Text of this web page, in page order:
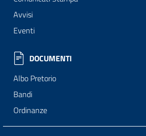
Avvisi
Eventi
DOCUMENTI
Albo Pretorio
Bandi
Ordinanze